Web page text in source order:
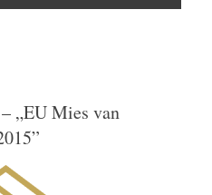
„EU Mies van